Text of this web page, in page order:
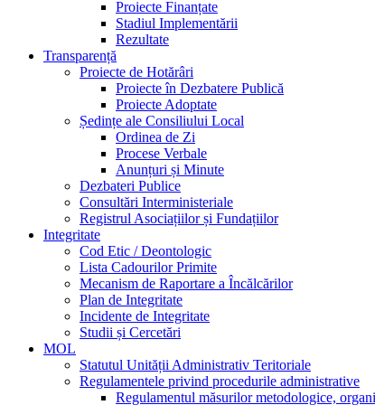
Proiecte Finanțate
Stadiul Implementării
Rezultate
Transparență
Proiecte de Hotărâri
Proiecte în Dezbatere Publică
Proiecte Adoptate
Ședințe ale Consiliului Local
Ordinea de Zi
Procese Verbale
Anunțuri și Minute
Dezbateri Publice
Consultări Interministeriale
Registrul Asociațiilor și Fundațiilor
Integritate
Cod Etic / Deontologic
Lista Cadourilor Primite
Mecanism de Raportare a Încălcărilor
Plan de Integritate
Incidente de Integritate
Studii și Cercetări
MOL
Statutul Unității Administrativ Teritoriale
Regulamentele privind procedurile administrative
Regulamentul măsurilor metodologice,